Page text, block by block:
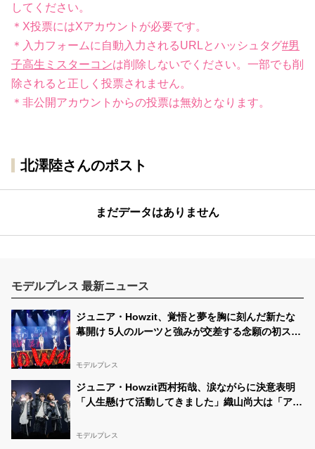
してください。
＊X投票にはXアカウントが必要です。
＊入力フォームに自動入力されるURLとハッシュタグ#男
子高生ミスターコンは削除しないでください。一部でも削
除されると正しく投票されません。
＊非公開アカウントからの投票は無効となります。
北澤陸さんのポスト
まだデータはありません
モデルプレス 最新ニュース
ジュニア・Howzit、覚悟と夢を胸に刻んだ新たな
幕開け 5人のルーツと強みが交差する念願の初ステ
TO ME YOU】
モデルプレス
ジュニア・Howzit西村拓哉、涙ながらに決意表明
「人生懸けて活動してきました」織山尚大は「アイ
Howzit 1st LIVE 2026 NICE TO ME YOU】
モデルプレス